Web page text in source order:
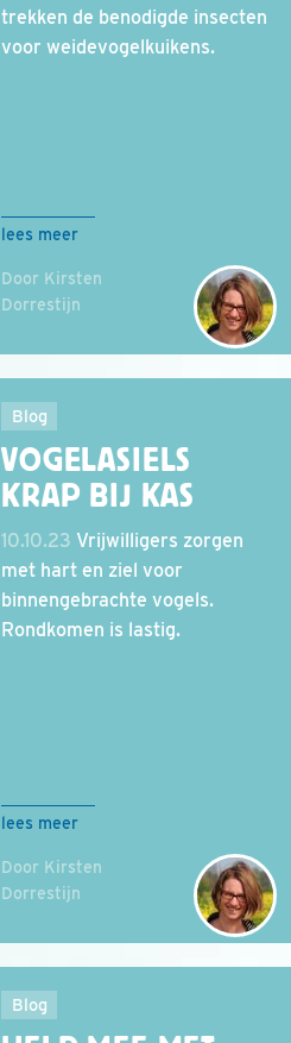
trekken de benodigde insecten
voor weidevogelkuikens.
lees meer
Door Kirsten
Dorrestijn
Blog
VOGELASIELS
KRAP BIJ KAS
10.10.23 Vrijwilligers zorgen
met hart en ziel voor
binnengebrachte vogels.
Rondkomen is lastig.
lees meer
Door Kirsten
Dorrestijn
Blog